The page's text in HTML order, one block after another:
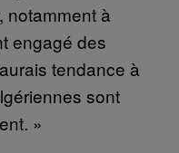
notamment à
engagé des
tendance à
sont
»